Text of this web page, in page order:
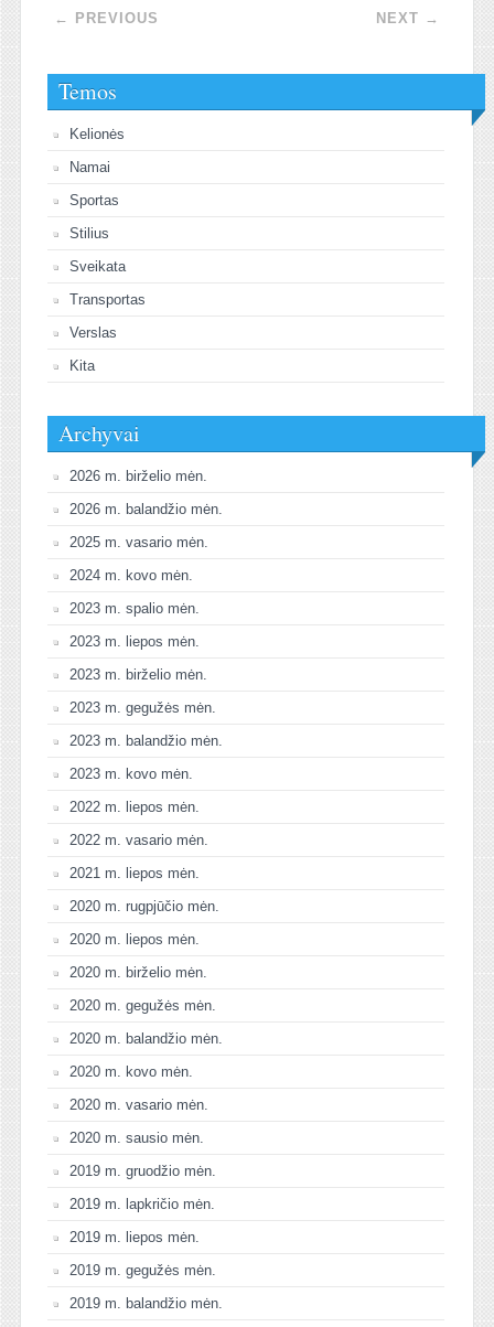
Post navigation
← PREVIOUS NEXT →
Temos
Kelionės
Namai
Sportas
Stilius
Sveikata
Transportas
Verslas
Kita
Archyvai
2026 m. birželio mėn.
2026 m. balandžio mėn.
2025 m. vasario mėn.
2024 m. kovo mėn.
2023 m. spalio mėn.
2023 m. liepos mėn.
2023 m. birželio mėn.
2023 m. gegužės mėn.
2023 m. balandžio mėn.
2023 m. kovo mėn.
2022 m. liepos mėn.
2022 m. vasario mėn.
2021 m. liepos mėn.
2020 m. rugpjūčio mėn.
2020 m. liepos mėn.
2020 m. birželio mėn.
2020 m. gegužės mėn.
2020 m. balandžio mėn.
2020 m. kovo mėn.
2020 m. vasario mėn.
2020 m. sausio mėn.
2019 m. gruodžio mėn.
2019 m. lapkričio mėn.
2019 m. liepos mėn.
2019 m. gegužės mėn.
2019 m. balandžio mėn.